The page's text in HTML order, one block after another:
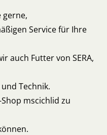
gerne,
Service für Ihre
auch Futter von SERA,
Technik.
mscichlid zu